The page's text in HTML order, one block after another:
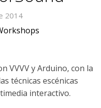
2014
VVVV y Arduino, con la
técnicas escénicas
interactivo.